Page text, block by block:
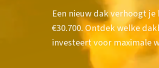
Een nieuw dak verhoogt
€30.700. Ontdek welke
investeert voor maximale